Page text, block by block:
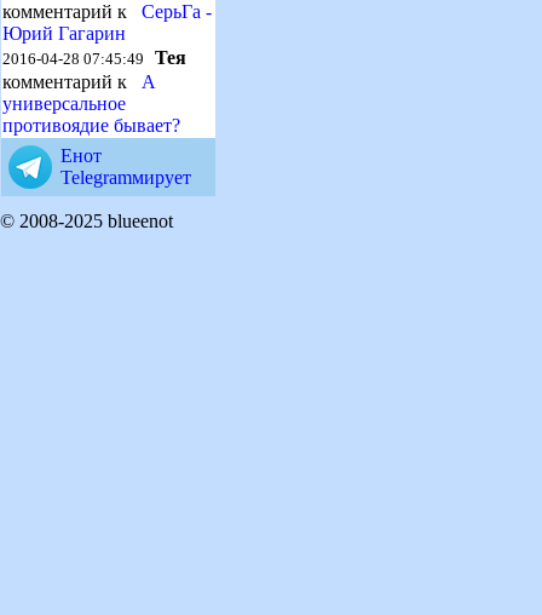
комментарий к СерьГа -
Юрий Гагарин
2016-04-28 07:45:49 Тея
комментарий к А
универсальное
противоядие бывает?
Енот
Telegramмирует
© 2008-2025 blueenot